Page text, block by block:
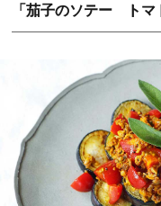
「茄子のソテー トマ